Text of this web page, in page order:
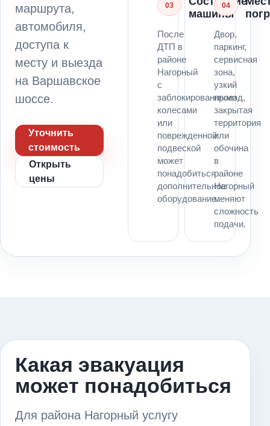
маршрута,
автомобиля,
доступа к
месту и выезда
на Варшавское
шоссе.
Уточнить
стоимость
Открыть
цены
03
машины
После
ДТП в
районе
Нагорный
с
заблокированными
колесами
или
поврежденной
подвеской
может
понадобиться
дополнительное
оборудование.
04
Двор,
паркинг,
сервисная
зона,
узкий
проезд,
закрытая
территория
или
обочина
в
районе
Нагорный
меняют
сложность
подачи.
Какая эвакуация
может понадобиться
Для района Нагорный услугу